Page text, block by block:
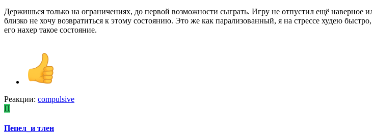
Держишься только на ограничениях, до первой возможности сыграть. Игру не отпустил ещё наверное
близко не хочу возвратиться к этому состоянию. Это же как парализованный, я на стрессе худею
его нахер такое состояние.
Реакции: compulsive
П
Пепел_и тлен